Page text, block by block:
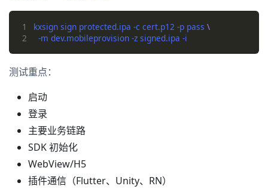
1 kxsign sign protected.ipa -c cert.p12 -p pass
2
测试重点：
启动
登录
主要业务链路
SDK 初始化
WebView/H5
插件通信（Flutter、Unity、RN）